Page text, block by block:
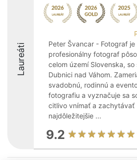
Laureáti
Peter Švancar - Fotograf je
profesionálny fotograf
celom území Slovenska, so
Dubnici nad Váhom.
svadobnú, rodinnú a
fotografiu a vyznačuje sa
citlivo vnímať a zachytávať
najdôležitejšie ...
9.2